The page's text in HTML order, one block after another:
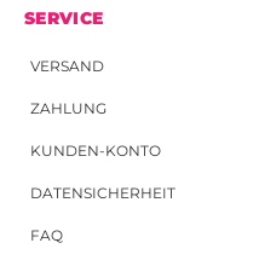
SERVICE
VERSAND
ZAHLUNG
KUNDEN-KONTO
DATENSICHERHEIT
FAQ